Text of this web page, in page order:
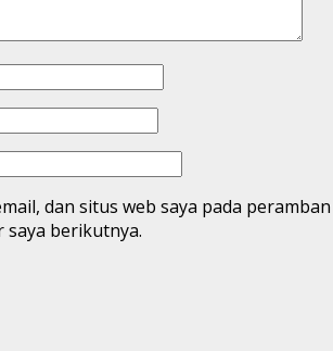
dan situs web saya pada peramban
berikutnya.